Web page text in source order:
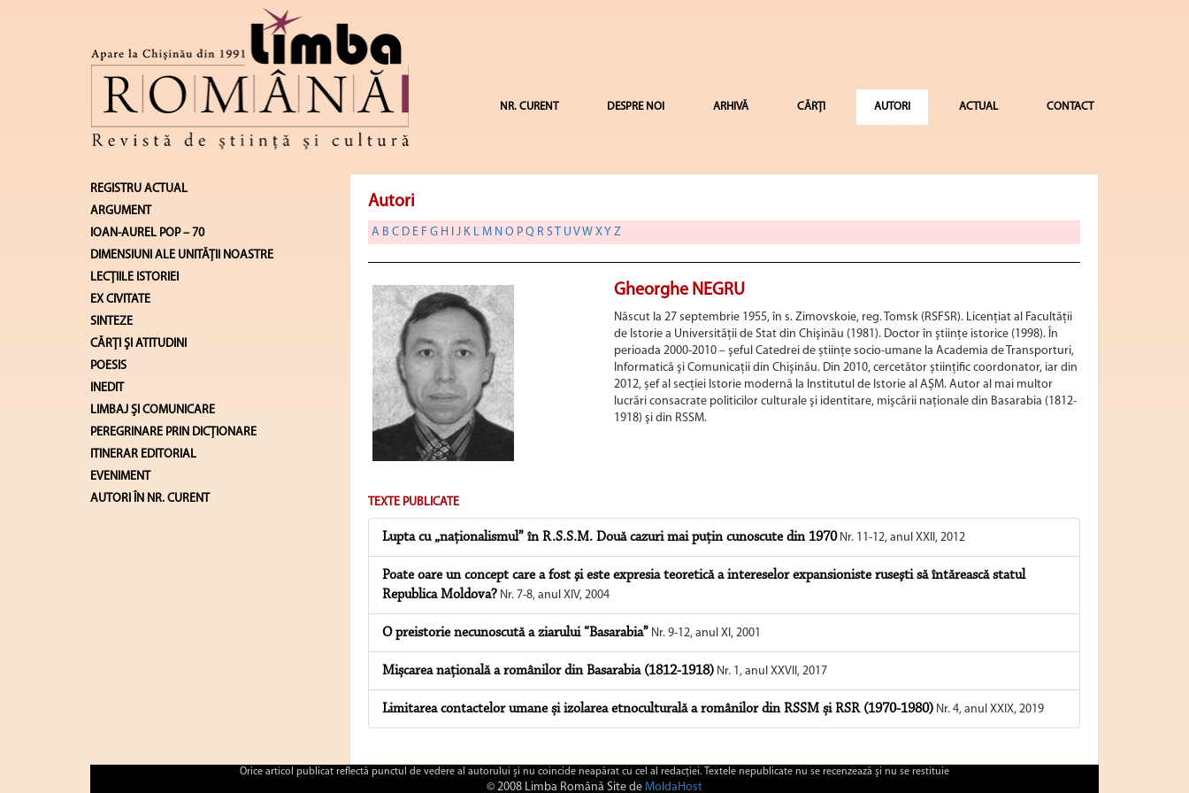
NR. CURENT DESPRE NOI ARHIVĂ CĂRȚI AUTORI ACTUAL CONTACT
REGISTRU ACTUAL
ARGUMENT
IOAN-AUREL POP – 70
DIMENSIUNI ALE UNITĂŢII NOASTRE
LECŢIILE ISTORIEI
EX CIVITATE
SINTEZE
CĂRŢI ŞI ATITUDINI
POESIS
INEDIT
LIMBAJ ŞI COMUNICARE
PEREGRINARE PRIN DICȚIONARE
ITINERAR EDITORIAL
EVENIMENT
AUTORI ÎN NR. CURENT
Autori
A B C D E F G H J K L M N O P Q R ST U VW XY Z
Gheorghe NEGRU
Născut la 27 septembrie 1955, în s. Zimovskoie, reg. Tomsk (RSFSR). Licenţiat al Facultăţii
de Istorie a Universităţii de Stat din Chişinău (1981). Doctor în ştiinţe istorice (1998). În
perioada 2000-2010 – şeful Catedrei de știinţe socio-umane la Academia de Transporturi,
Informatică şi Comunicaţii din Chişinău. Din 2010, cercetător științific coordonator, iar din
2012, șef al secției Istorie modernă la Institutul de Istorie al AȘM. Autor al mai multor
lucrări consacrate politicilor culturale şi identitare, mişcării naţionale din Basarabia (1812-
1918) şi din RSSM.
TEXTE PUBLICATE
Lupta cu „naţionalismul” în R.S.S.M. Două cazuri mai puţin cunoscute din 1970Nr. 11-12, anul XXII, 2012
Poate oare un concept care a fost şi este expresia teoretică a intereselor expansioniste ruseşti să întărească statul
Republica Moldova?Nr. 7-8, anul XIV, 2004
O preistorie necunoscută a ziarului “Basarabia”Nr. 9-12, anul XI, 2001
Mișcarea națională a românilor din Basarabia (1812-1918)Nr. 1, anul XXVII, 2017
Limitarea contactelor umane și izolarea etnoculturală a românilor din RSSM și RSR (1970-1980)Nr. 4, anul XXIX, 2019
Orice articol publicat reflectă punctul de vedere al autorului şi nu coincide neapărat cu cel al redacţiei. Textele nepublicate nu se recenzează şi nu se restituie
© 2008 Limba Română Site de MoldaHost